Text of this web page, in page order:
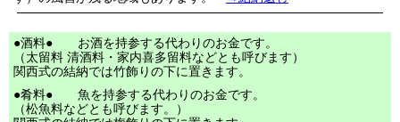
●酒料● お酒を持参する代わりのお金です。
（太留料 清酒料・家内喜多留料などとも呼びます）
関西式の結納では竹飾りの下に置きます。
●肴料● 魚を持参する代わりのお金です。
（松魚料などとも呼びます。）